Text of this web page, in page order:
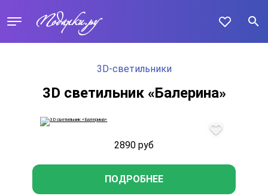
3D-светильники
3D светильник «Балерина»
2890 руб
ПОДРОБНЕЕ